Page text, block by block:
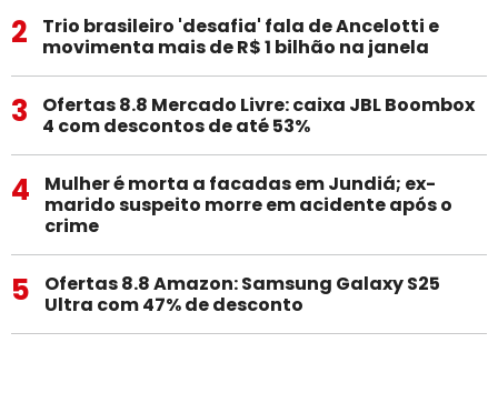
2
Trio brasileiro 'desafia' fala de Ancelotti e
movimenta mais de R$ 1 bilhão na janela
3
Ofertas 8.8 Mercado Livre: caixa JBL Boombox
4 com descontos de até 53%
4
Mulher é morta a facadas em Jundiá; ex-
marido suspeito morre em acidente após o
crime
5
Ofertas 8.8 Amazon: Samsung Galaxy S25
Ultra com 47% de desconto